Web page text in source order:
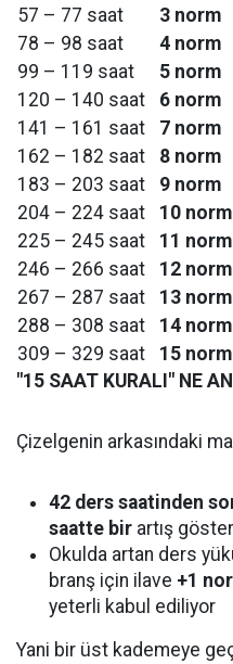
57 – 77 saat
3 norm
78 – 98 saat
4 norm
99 – 119 saat
5 norm
120 – 140 saat
6 norm
141 – 161 saat
7 norm
162 – 182 saat
8 norm
183 – 203 saat
9 norm
204 – 224 saat
10 norm
225 – 245 saat
11 norm
246 – 266 saat
12 norm
267 – 287 saat
13 norm
288 – 308 saat
14 norm
309 – 329 saat
15 norm
"15 SAAT KURALI" NE
Çizelgenin arkasındaki
42 ders saatinden
saatte bir artış
Okulda artan ders
branş için ilave +1
yeterli kabul ediliyor
Yani bir üst kademeye